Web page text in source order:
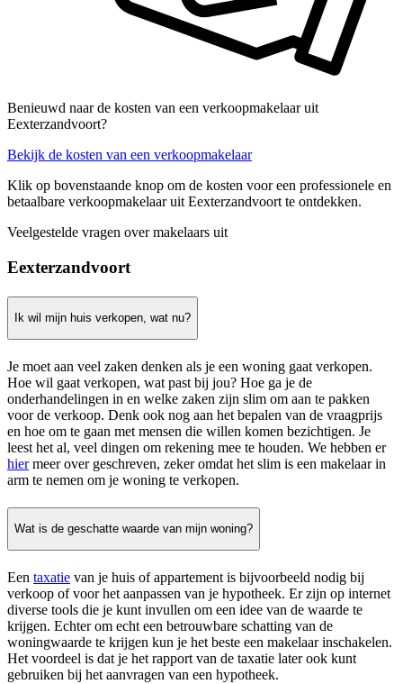
Benieuwd naar de kosten van een verkoopmakelaar uit
Eexterzandvoort?
Bekijk de kosten van een verkoopmakelaar
Klik op bovenstaande knop om de kosten voor een professionele en
betaalbare verkoopmakelaar uit Eexterzandvoort te ontdekken.
Veelgestelde vragen over makelaars uit
Eexterzandvoort
Ik wil mijn huis verkopen, wat nu?
Je moet aan veel zaken denken als je een woning gaat verkopen.
Hoe wil gaat verkopen, wat past bij jou? Hoe ga je de
onderhandelingen in en welke zaken zijn slim om aan te pakken
voor de verkoop. Denk ook nog aan het bepalen van de vraagprijs
en hoe om te gaan met mensen die willen komen bezichtigen. Je
leest het al, veel dingen om rekening mee te houden. We hebben er
hiermeer over geschreven, zeker omdat het slim is een makelaar in
arm te nemen om je woning te verkopen.
Wat is de geschatte waarde van mijn woning?
Een taxatie van je huis of appartement is bijvoorbeeld nodig bij
verkoop of voor het aanpassen van je hypotheek. Er zijn op internet
diverse tools die je kunt invullen om een idee van de waarde te
krijgen. Echter om echt een betrouwbare schatting van de
woningwaarde te krijgen kun je het beste een makelaar inschakelen.
Het voordeel is dat je het rapport van de taxatie later ook kunt
gebruiken bij het aanvragen van een hypotheek.